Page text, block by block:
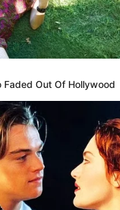
ΠΙΟ ΔΗΜΟΦΙΛΗ
Faded Out Of Hollywood